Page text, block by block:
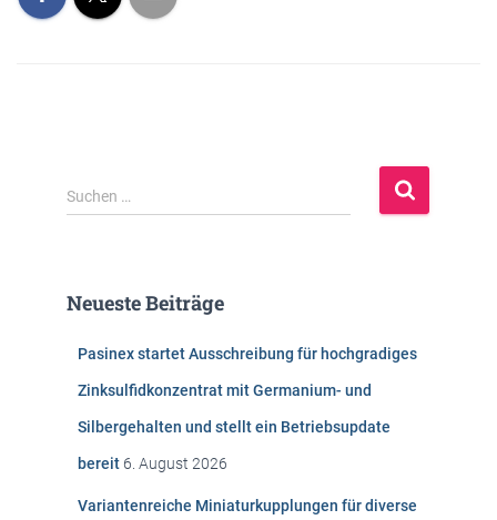
S
u
n
Suchen …
Neueste Beiträge
Pasinex startet Ausschreibung für hochgradiges
Zinksulfidkonzentrat mit Germanium- und
Silbergehalten und stellt ein Betriebsupdate
bereit 6. August 2026
Variantenreiche Miniaturkupplungen für diverse